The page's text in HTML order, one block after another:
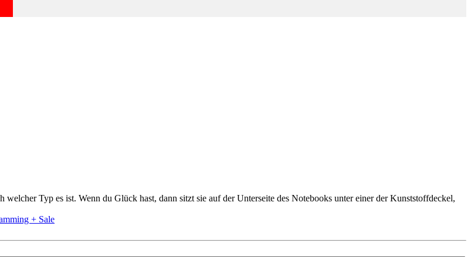
Typ es ist. Wenn du Glück hast, dann sitzt sie auf der Unterseite des Notebooks unter einer der Kunststoffdeckel,
+ Sale